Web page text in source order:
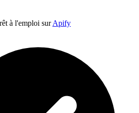
à l'emploi surApify